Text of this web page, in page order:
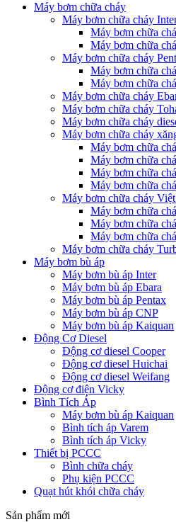
Máy bơm chữa cháy
Máy bơm chữa cháy
Máy bơm chữa
Máy bơm chữa
Máy bơm chữa cháy
Máy bơm chữa
Máy bơm chữa
Máy bơm chữa cháy
Máy bơm chữa cháy
Máy bơm chữa cháy
Máy bơm chữa cháy
Máy bơm chữa
Máy bơm chữa
Máy bơm chữa
Máy bơm chữa
Máy bơm chữa cháy
Máy bơm chữa
Máy bơm chữa
Máy bơm chữa
Máy bơm chữa cháy
Máy bơm bù áp
Máy bơm bù áp Inter
Máy bơm bù áp Ebara
Máy bơm bù áp Pentax
Máy bơm bù áp CNP
Máy bơm bù áp Kaiquan
Động Cơ Diesel
Động cơ diesel Cooper
Động cơ diesel Huichai
Động cơ diesel Weifang
Động cơ điện Vicky
Bình Tích Áp
Máy bơm bù áp Kaiquan
Bình tích áp Varem
Bình tích áp Vicky
Thiết bị PCCC
Bình chữa cháy
Phụ kiện PCCC
Quạt hút khói chữa cháy
Sản phẩm mới